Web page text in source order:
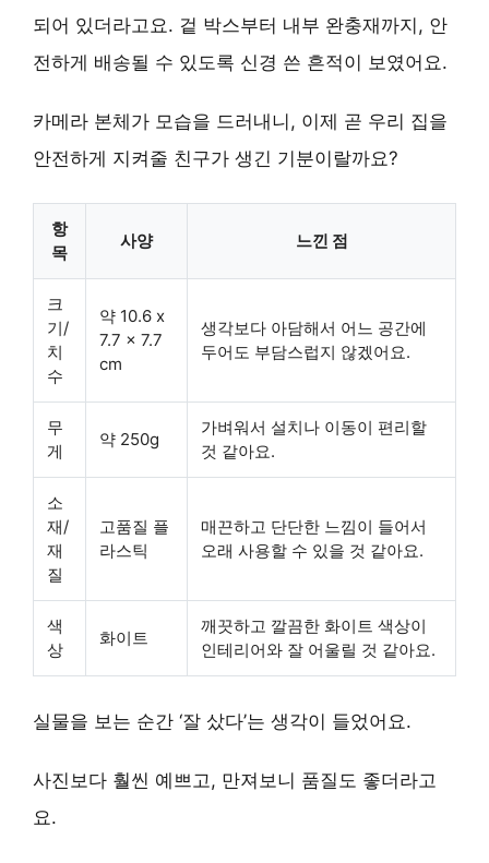
되어 있더라고요. 겉 박스부터 내부 완충재까지, 안
전하게 배송될 수 있도록 신경 쓴 흔적이 보였어요.
카메라 본체가 모습을 드러내니, 이제 곧 우리 집을
안전하게 지켜줄 친구가 생긴 기분이랄까요?
항
목
사양 느낀 점
크
기/
치
수
약 10.6 x
7.7 x 7.7
cm
생각보다 아담해서 어느 공간에
두어도 부담스럽지 않겠어요.
무
게
약 250g
가벼워서 설치나 이동이 편리할
것 같아요.
소
재/
재
질
고품질 플
라스틱
매끈하고 단단한 느낌이 들어서
오래 사용할 수 있을 것 같아요.
색
상
화이트
깨끗하고 깔끔한 화이트 색상이
인테리어와 잘 어울릴 것 같아요.
실물을 보는 순간 ‘잘 샀다’는 생각이 들었어요.
사진보다 훨씬 예쁘고, 만져보니 품질도 좋더라고
요.